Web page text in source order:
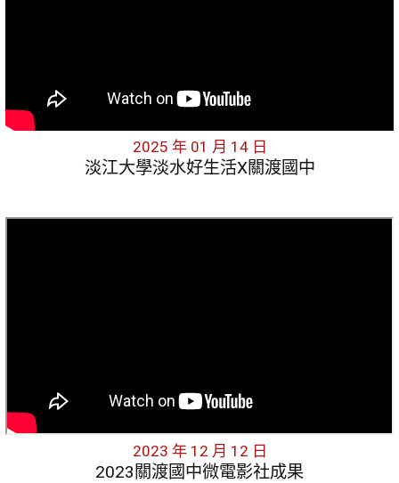
2025 年 01 月 14 日
淡江大學淡水好生活X關渡國中
2023 年 12 月 12 日
2023關渡國中微電影社成果